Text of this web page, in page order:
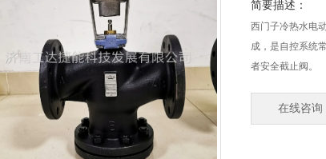
简要描述：
西门子冷热水电
成，是自控系统
者安全截止阀。
在线咨询